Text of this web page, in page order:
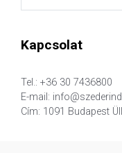
Kapcsolat
Tel.: +36 30 7436800
E-mail:
Cím: 1091 Budapest